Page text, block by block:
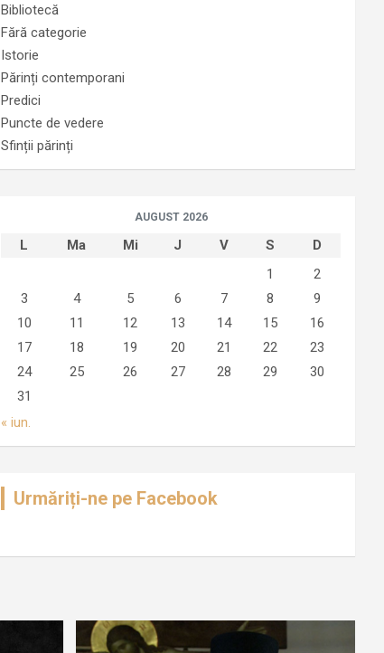
Bibliotecă
Fără categorie
Istorie
Părinți contemporani
Predici
Puncte de vedere
Sfinții părinți
AUGUST 2026
L Ma Mi J V S
D
1
2
3
4 5 6 7 8
9
10
11 12 13 14 15
16
17
18 19 20 21 22
23
24
25 26 27 28 29
30
31
« iun.
Urmăriți-ne pe Facebook